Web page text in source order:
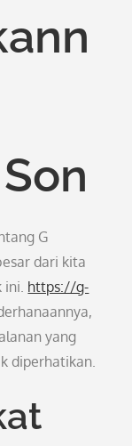
G
dari kita
ini. https://g-
yang
diperhatikan.